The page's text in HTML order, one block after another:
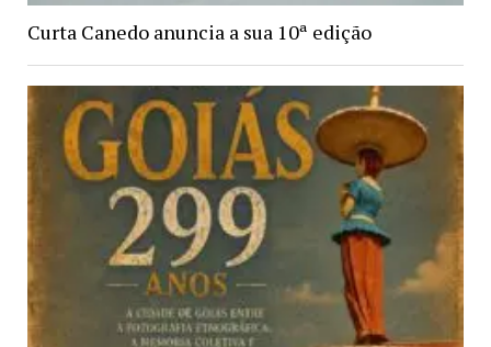
Curta Canedo anuncia a sua 10ª edição